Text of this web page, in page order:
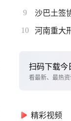
9 沙巴土签
10 河南重大
扫码下载今
看最新、最热
精彩视频